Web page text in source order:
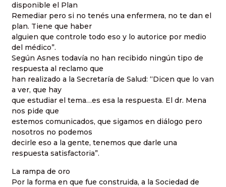
disponible el Plan
Remediar pero si no tenés una enfermera, no te dan el
plan. Tiene que haber
alguien que controle todo eso y lo autorice por medio
del médico”.
Según Asnes todavía no han recibido ningún tipo de
respuesta al reclamo que
han realizado a la Secretaría de Salud: “Dicen que lo van
a ver, que hay
que estudiar el tema…es esa la respuesta. El dr. Mena
nos pide que
estemos comunicados, que sigamos en diálogo pero
nosotros no podemos
decirle eso a la gente, tenemos que darle una
respuesta satisfactoria”.
La rampa de oro
Por la forma en que fue construida, a la Sociedad de